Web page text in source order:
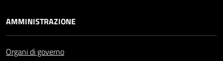
AMMINISTRAZIONE
Organi di governo